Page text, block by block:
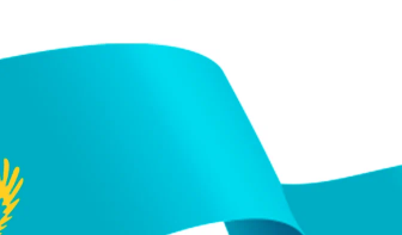
әсер ететін 18 зерттеу
шала піскен түрі. Сырты
бананға қарағанда қант